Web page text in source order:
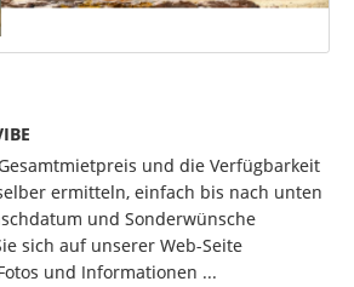
und die Verfügbarkeit
ermitteln, einfach bis nach unten
und Sonderwünsche
sich auf unserer Web-Seite
und Informationen ...